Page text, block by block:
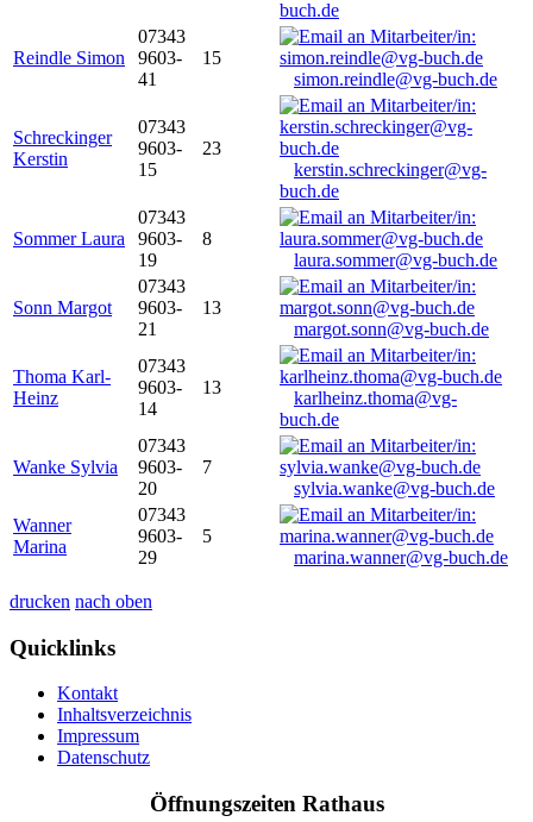
buch.de
Reindle Simon
07343
9603-
41
15
simon.reindle@vg-buch.de
Schreckinger
Kerstin
07343
9603-
15
23
kerstin.schreckinger@vg-
buch.de
Sommer Laura
07343
9603-
19
8
laura.sommer@vg-buch.de
Sonn Margot
07343
9603-
21
13
margot.sonn@vg-buch.de
Thoma Karl-
Heinz
07343
9603-
14
13
karlheinz.thoma@vg-
buch.de
Wanke Sylvia
07343
9603-
20
7
sylvia.wanke@vg-buch.de
Wanner
Marina
07343
9603-
29
5
marina.wanner@vg-buch.de
drucken nach oben
Quicklinks
Kontakt
Inhaltsverzeichnis
Impressum
Datenschutz
Öffnungszeiten Rathaus